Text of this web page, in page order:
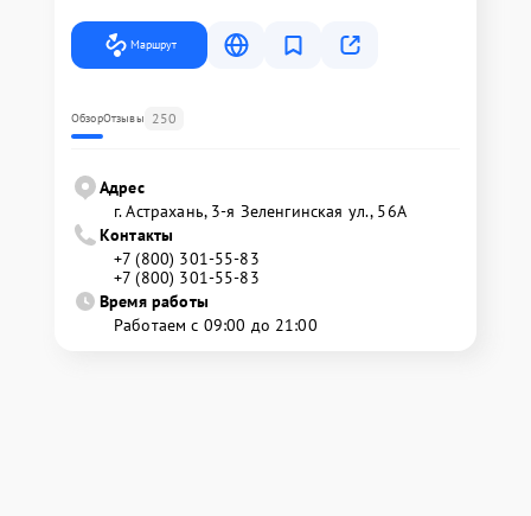
Маршрут
ОбзорОтзывы 250
Адрес
г. Астрахань, 3-я Зеленгинская ул., 56А
Контакты
+7 (800) 301-55-83
+7 (800) 301-55-83
Время работы
Работаем с 09:00 до 21:00